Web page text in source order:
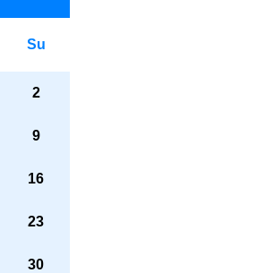
Su
2
9
16
23
30